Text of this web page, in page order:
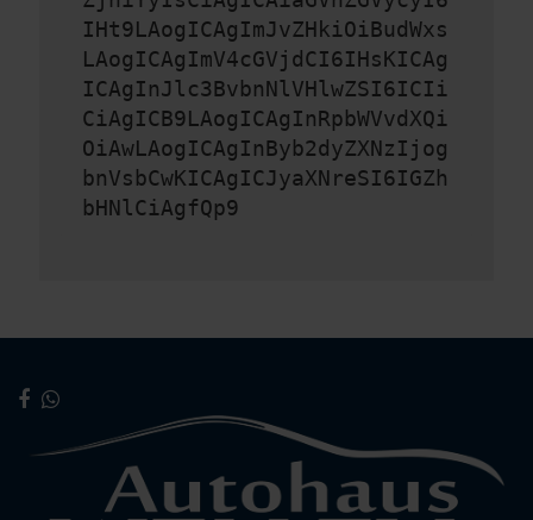
IHt9LAogICAgImJvZHkiOiBudWxs
LAogICAgImV4cGVjdCI6IHsKICAg
ICAgInJlc3BvbnNlVHlwZSI6ICIi
CiAgICB9LAogICAgInRpbWVvdXQi
OiAwLAogICAgInByb2dyZXNzIjog
bnVsbCwKICAgICJyaXNreSI6IGZh
bHNlCiAgfQp9